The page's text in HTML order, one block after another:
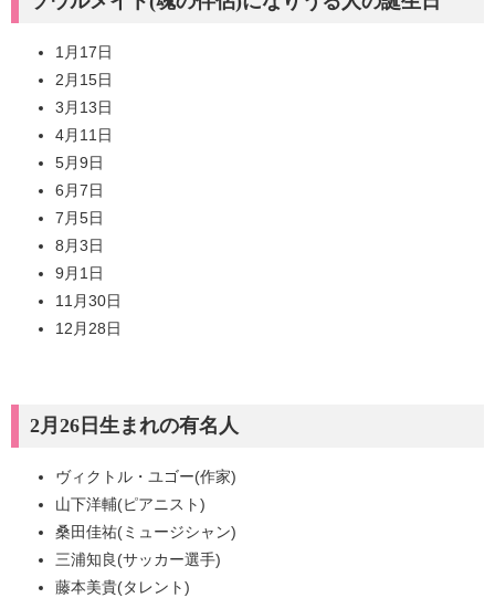
1月17日
2月15日
3月13日
4月11日
5月9日
6月7日
7月5日
8月3日
9月1日
11月30日
12月28日
2月26日生まれの有名人
ヴィクトル・ユゴー(作家)
山下洋輔(ピアニスト)
桑田佳祐(ミュージシャン)
三浦知良(サッカー選手)
藤本美貴(タレント)